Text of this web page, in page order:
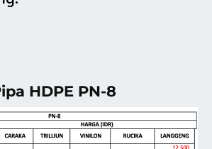
HDPE PN-8